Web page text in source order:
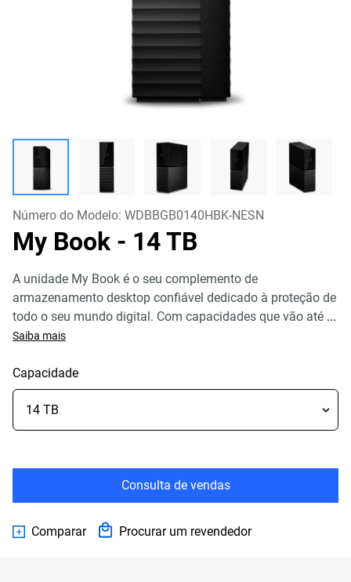
Número do Modelo: WDBBGB0140HBK-NESN
My Book - 14 TB
A unidade My Book é o seu complemento de
armazenamento desktop confiável dedicado à proteção de
todo o seu mundo digital. Com capacidades que vão até ...
Saiba mais
Capacidade
Consulta de vendas
Comparar Procurar um revendedor